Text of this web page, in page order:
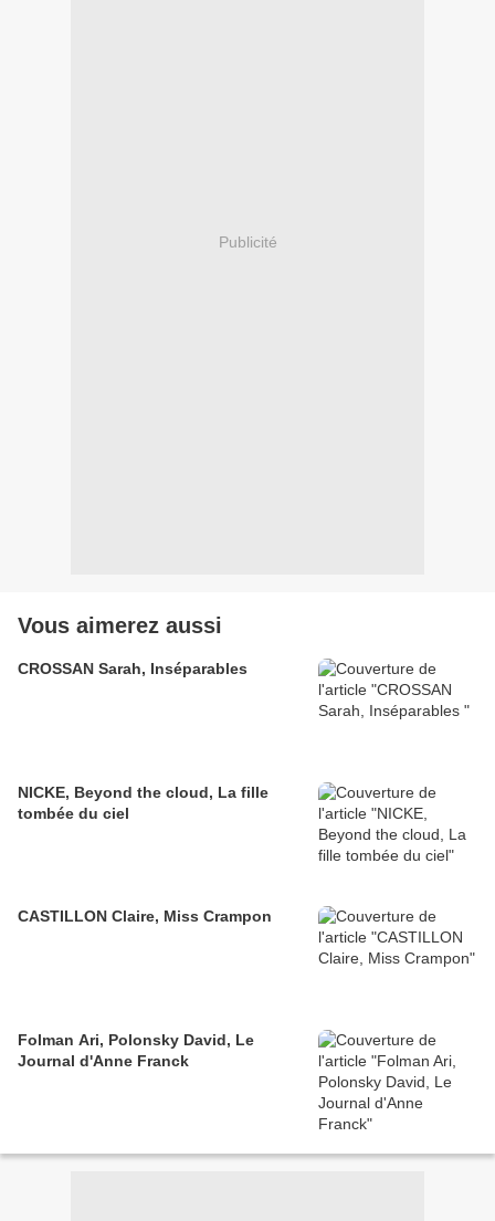
Publicité
Vous aimerez aussi
CROSSAN Sarah, Inséparables
NICKE, Beyond the cloud, La fille
tombée du ciel
CASTILLON Claire, Miss Crampon
Folman Ari, Polonsky David, Le
Journal d'Anne Franck